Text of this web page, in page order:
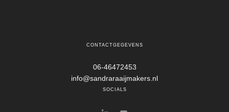
CONTACTGEGEVENS
06-46472453
info@sandraraaijmakers.nl
SOCIALS